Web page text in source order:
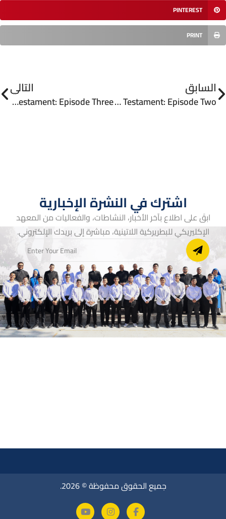
PINTEREST
PRINT
السابق
Introduction to the New Testament: Episode Two
التالي
Introduction to the New Testament: Episode Three
اشترك في النشرة الإخبارية
ابقَ على اطلاع بآخر الأخبار، النشاطات، والفعاليات من المعهد
الإكليريكي للبطريركية اللاتينية، مباشرة إلى بريدك الإلكتروني.
جميع الحقوق محفوظة © 2026.